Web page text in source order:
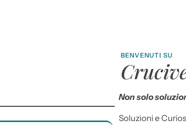
BENVENUTI SU
Non solo
Soluzioni e